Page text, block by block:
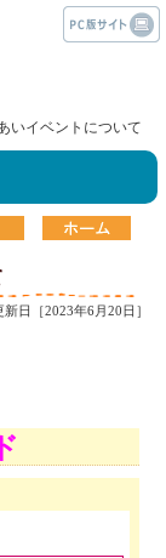
いイベントについて
新日［2023年6月20日］